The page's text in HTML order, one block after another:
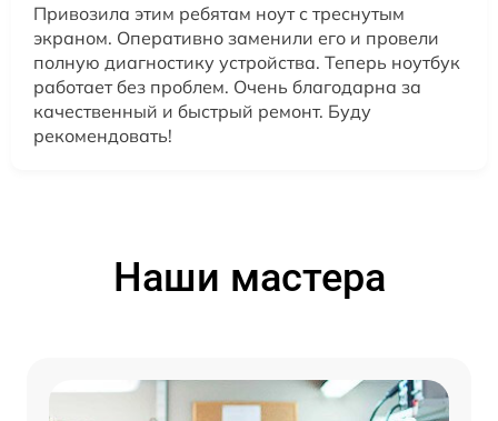
Привозила этим ребятам ноут с треснутым
экраном. Оперативно заменили его и провели
полную диагностику устройства. Теперь ноутбук
работает без проблем. Очень благодарна за
качественный и быстрый ремонт. Буду
рекомендовать!
Наши мастера